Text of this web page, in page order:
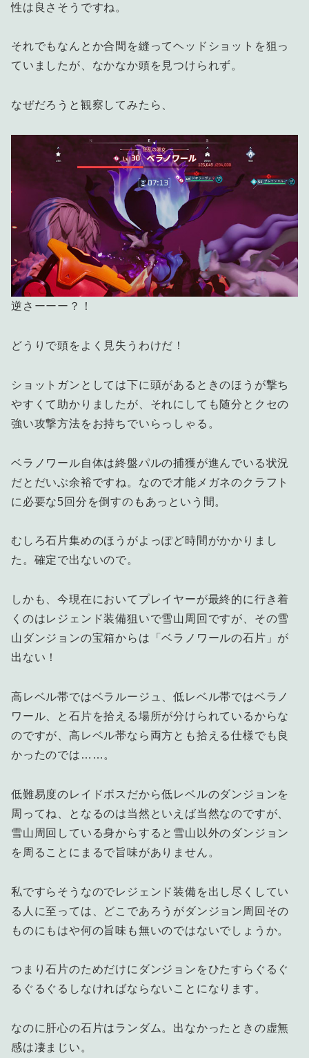
性は良さそうですね。
それでもなんとか合間を縫ってヘッドショットを狙っ
ていましたが、なかなか頭を見つけられず。
なぜだろうと観察してみたら、
逆さーーー？！
どうりで頭をよく見失うわけだ！
ショットガンとしては下に頭があるときのほうが撃ち
やすくて助かりましたが、それにしても随分とクセの
強い攻撃方法をお持ちでいらっしゃる。
ベラノワール自体は終盤パルの捕獲が進んでいる状況
だとだいぶ余裕ですね。なので才能メガネのクラフト
に必要な5回分を倒すのもあっという間。
むしろ石片集めのほうがよっぽど時間がかかりまし
た。確定で出ないので。
しかも、今現在においてプレイヤーが最終的に行き着
くのはレジェンド装備狙いで雪山周回ですが、その雪
山ダンジョンの宝箱からは「ベラノワールの石片」が
出ない！
高レベル帯ではベラルージュ、低レベル帯ではベラノ
ワール、と石片を拾える場所が分けられているからな
のですが、高レベル帯なら両方とも拾える仕様でも良
かったのでは……。
低難易度のレイドボスだから低レベルのダンジョンを
周ってね、となるのは当然といえば当然なのですが、
雪山周回している身からすると雪山以外のダンジョン
を周ることにまるで旨味がありません。
私ですらそうなのでレジェンド装備を出し尽くしてい
る人に至っては、どこであろうがダンジョン周回その
ものにもはや何の旨味も無いのではないでしょうか。
つまり石片のためだけにダンジョンをひたすらぐるぐ
るぐるぐるしなければならないことになります。
なのに肝心の石片はランダム。出なかったときの虚無
感は凄まじい。